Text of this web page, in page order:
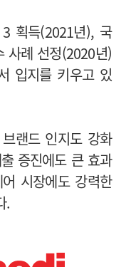
획득(2021년), 국
사례 선정(2020년)
입지를 키우고 있
랜드 인지도 강화
증진에도 큰 효과
시장에도 강력한
.